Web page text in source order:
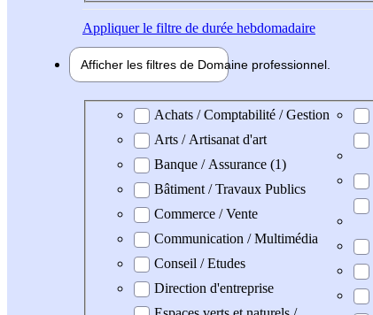
Appliquerle filtre de durée hebdomadaire
Afficher les filtres de Domaine professionnel
Domaine professionel
Achats / Comptabilité / Gestion
Arts / Artisanat d'art
Banque / Assurance (1)
Bâtiment / Travaux Publics
Commerce / Vente
Communication / Multimédia
Conseil / Etudes
Direction d'entreprise